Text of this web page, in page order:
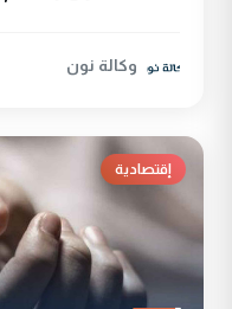
وكالة نون
إقتصادية